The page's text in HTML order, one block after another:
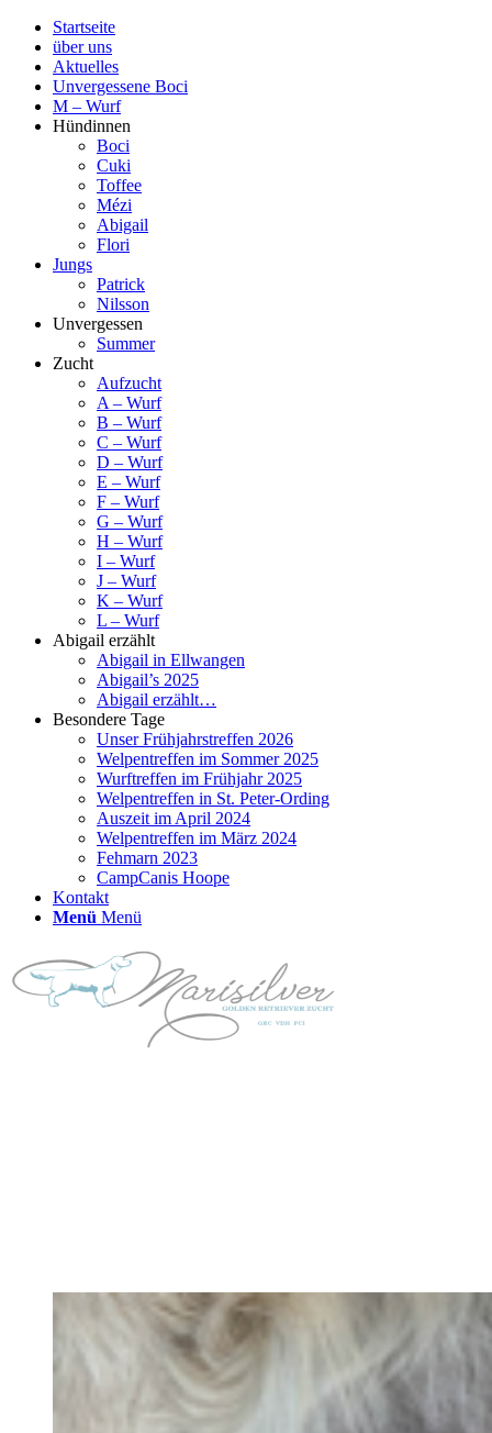
Startseite
über uns
Aktuelles
Unvergessene Boci
M – Wurf
Hündinnen
Boci
Cuki
Toffee
Mézi
Abigail
Flori
Jungs
Patrick
Nilsson
Unvergessen
Summer
Zucht
Aufzucht
A – Wurf
B – Wurf
C – Wurf
D – Wurf
E – Wurf
F – Wurf
G – Wurf
H – Wurf
I – Wurf
J – Wurf
K – Wurf
L – Wurf
Abigail erzählt
Abigail in Ellwangen
Abigail’s 2025
Abigail erzählt…
Besondere Tage
Unser Frühjahrstreffen 2026
Welpentreffen im Sommer 2025
Wurftreffen im Frühjahr 2025
Welpentreffen in St. Peter-Ording
Auszeit im April 2024
Welpentreffen im März 2024
Fehmarn 2023
CampCanis Hoope
Kontakt
Menü Menü